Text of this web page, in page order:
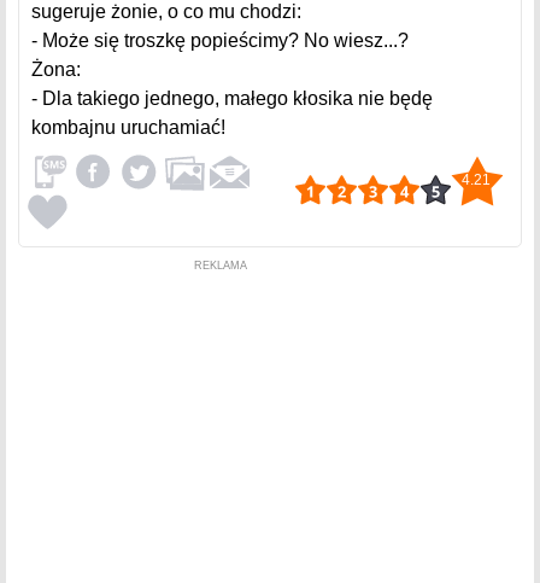
sugeruje żonie, o co mu chodzi:
- Może się troszkę popieścimy? No wiesz...?
Żona:
- Dla takiego jednego, małego kłosika nie będę
kombajnu uruchamiać!
4.21
REKLAMA